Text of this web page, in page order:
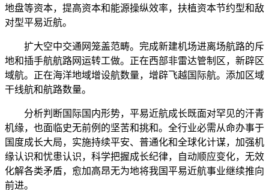
地盘等资本，提高资本和能源操纵效率，扶植资本节约型和敌
对型平易近航。
扩大空中交通网笼盖范畴。完成新建机场进离场航路的斥
地和插手航航路网运转工做。正在西部非雷达管制区，新辟区
域航。正在海洋地域增设航数量，增辟飞越国际航。添加区域
干线航和航路数量。
分析判断国际国内形势，平易近航成长既面对罕见的汗青
机缘，也面临史无前例的坚苦和挑和。全行业必需从命办事于
国度成长大局，实施持续平安、普通化和全球化计谋，加强机
缘认识和忧患认识，科学把握成长纪律，自动顺应变化，无效
化解各类矛盾，愈加高昂无为地将我国平易近航事业继续推向
前进。